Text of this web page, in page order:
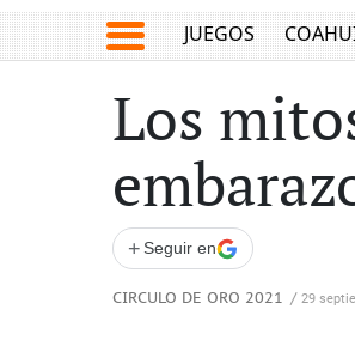
JUEGOS
Los
+ Seguir en
CIRCULO DE ORO 2021 / 29